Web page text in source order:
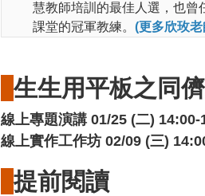
慧教師培訓的最佳人選，也曾
課堂的冠軍教練。(更多欣玫
生生用平板之同
線上專題演講 01/25 (二)
線上實作工作坊 02/09 (三)
提前閱讀